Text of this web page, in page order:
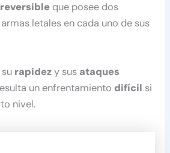
que posee dos
letales en cada uno de sus
rapidezy sus ataques
un enfrentamiento difícil si
nivel.